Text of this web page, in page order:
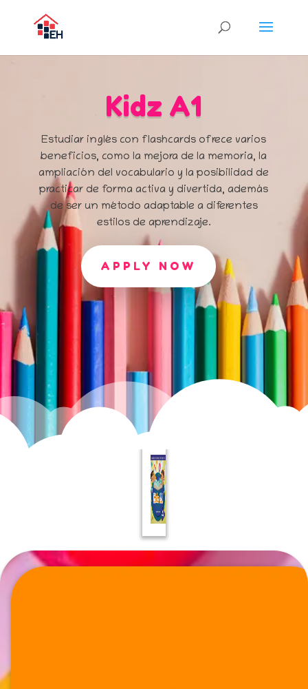
Kidz A1
Estudiar inglés con flashcards ofrece varios
beneficios, como la mejora de la memoria, la
ampliación del vocabulario y la posibilidad de
practicar de forma activa y divertida, además
de ser un método adaptable a diferentes
estilos de aprendizaje.
APPLY NOW